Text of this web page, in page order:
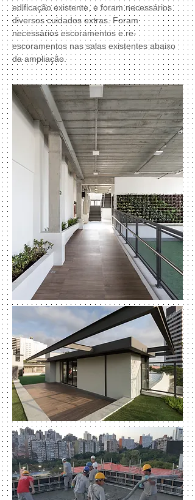
edificação existente, e foram necessários
diversos cuidados extras. Foram
necessários escoramentos e re-
escoramentos nas salas existentes abaixo
da ampliação.